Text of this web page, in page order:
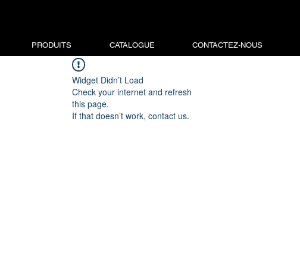
PRODUITS CATALOGUE CONTACTEZ-NOUS
Widget Didn’t Load
Check your internet and refresh
this page.
If that doesn’t work, contact us.